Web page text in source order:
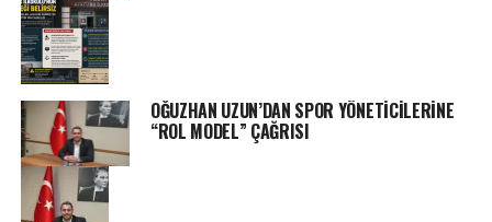
OĞUZHAN UZUN’DAN SPOR YÖNETİCİLERİNE
“ROL MODEL” ÇAĞRISI